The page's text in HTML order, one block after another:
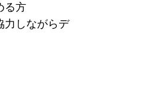
る方
力しながらデ